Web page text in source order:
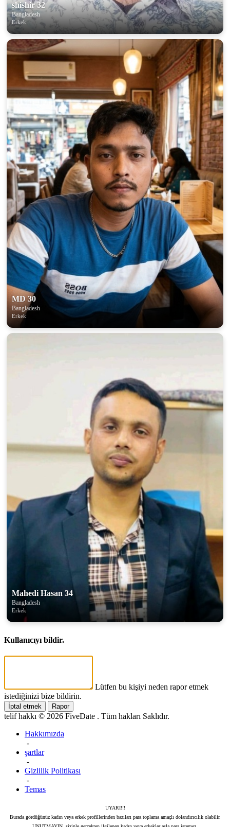
shishir 32
Bangladesh
Erkek
MD 30
Bangladesh
Erkek
Mahedi Hasan 34
Bangladesh
Erkek
Kullanıcıyı bildir.
Lütfen bu kişiyi neden rapor etmek
istediğinizi bize bildirin.
İptal etmek Rapor
telif hakkı © 2026 FiveDate . Tüm hakları Saklıdır.
Hakkımızda
-
şartlar
-
Gizlilik Politikası
-
Temas
UYARI!!!
Burada gördüğünüz kadın veya erkek profillerinden bazıları para toplama amaçlı dolandırıcılık olabilir.